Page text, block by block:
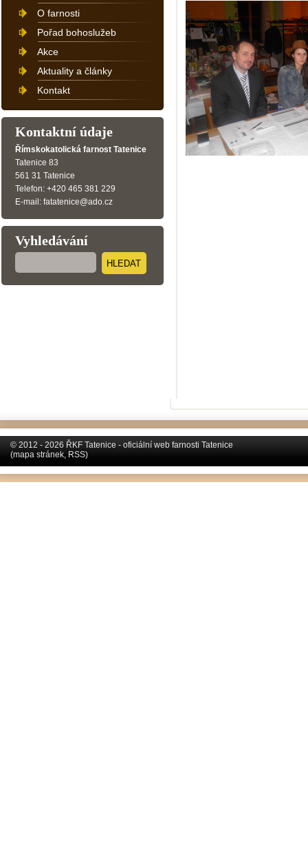
O farnosti
Pořad bohoslužeb
Akce
Aktuality a články
Kontakt
Kontaktní údaje
Římskokatolická farnost Tatenice
Tatenice 83
561 31 Tatenice
Telefon: +420 465 381 229
E-mail: fatatenice@ado.cz
Vyhledávání
HLEDAT
© 2012 - 2026 ŘKF Tatenice - oficiální web farnosti Tatenice
(mapa stránek, RSS)